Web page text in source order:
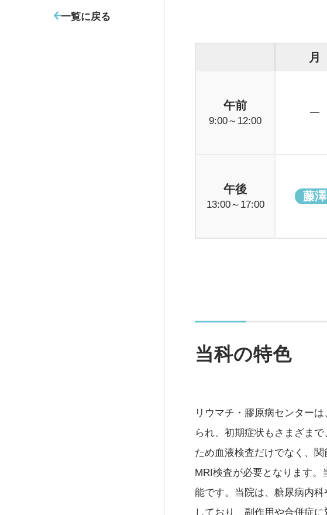
一覧に戻る
月
午前
9:00～12:00
午後
13:00～17:00
藤澤
当科の特色
リウマチ・膠原病センター
られ、初期症状もさまざま
ため血液検査だけでなく、
MRI検査が必要となります
能です。当院は、糖尿病内
しており、副作用や合併症